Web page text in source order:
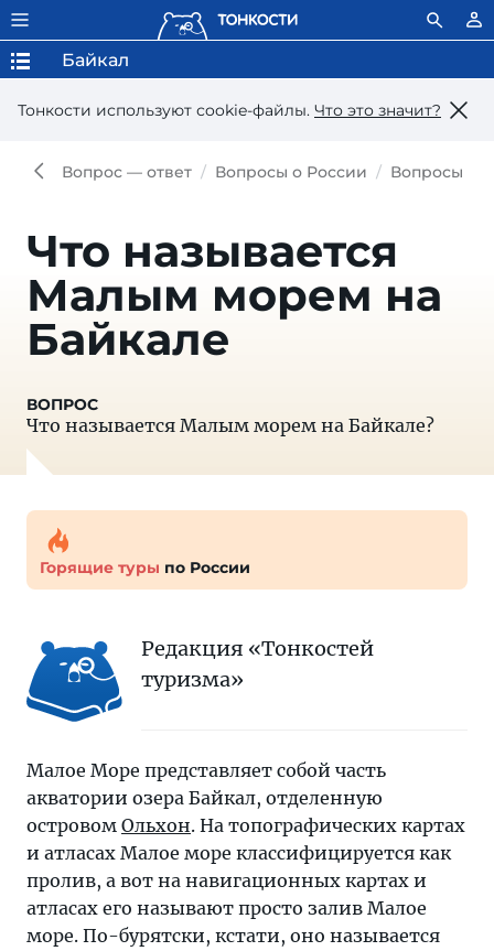
Тонкости используют сookie-файлы. Что это значит?
Байкал
Вопрос — ответ Вопросы о России Вопросы о
Что называется
Малым морем на
Байкале
Что называется Малым морем на Байкале?
Горящие туры по России
Редакция «Тонкостей
туризма»
Малое Море представляет собой часть
акватории озера Байкал, отделенную
островом Ольхон. На топографических картах
и атласах Малое море классифицируется как
пролив, а вот на навигационных картах и
атласах его называют просто залив Малое
море. По-бурятски, кстати, оно называется